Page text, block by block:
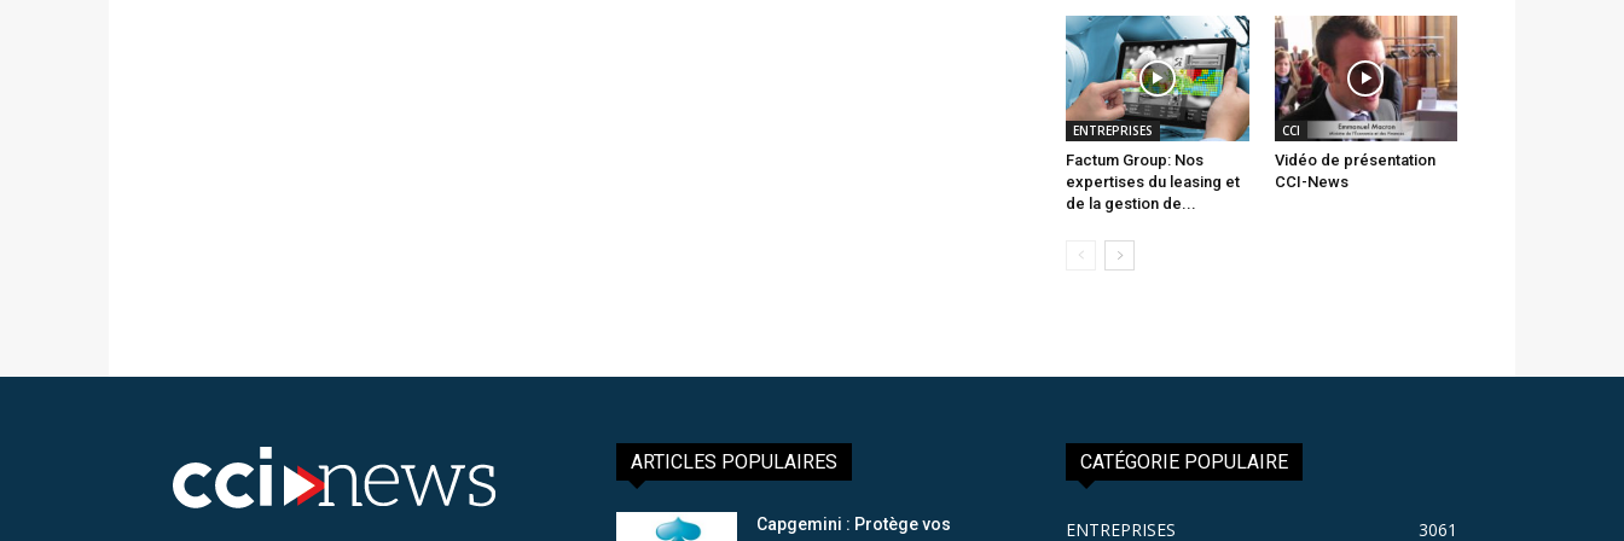
ENTREPRISES
Factum Group: Nos
expertises du leasing et
de la gestion de...
CCI
Vidéo de présentation
CCI-News
ARTICLES POPULAIRES
Capgemini : Protège vos
CATÉGORIE POPULAIRE
ENTREPRISES 3061